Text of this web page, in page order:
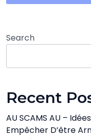
Search
Recent
AU SCAMS AU –
Empêcher D’être